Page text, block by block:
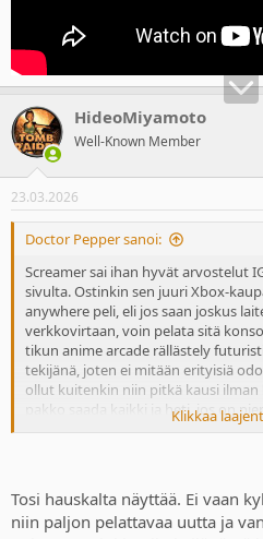
HideoMiyamoto
Well-Known Member
23.03.2026
Doctor Pepper sanoi:
Screamer sai ihan hyvät arvostelut
sivulta. Ostinkin sen juuri Xbox-
anywhere peli, eli jos saan joskus
verkkovirtaan, voin pelata sitä
tikun anime arcade rällästely
tekijänä, joten ei mitään erityisiä
ollut kuitenkin niin pitkä kausi
pakko saada kaikki ja heti, jos on
Pelin karvalakkiversio ilmestyy
aurinkoisia arcaderällätyksiä
henkeen kuin mitään futuristisia
Klikkaa
Tosi hauskalta näyttää. Ei vaan
niin paljon pelattavaa uutta ja